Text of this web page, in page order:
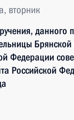
вторник
Федерации
Российской